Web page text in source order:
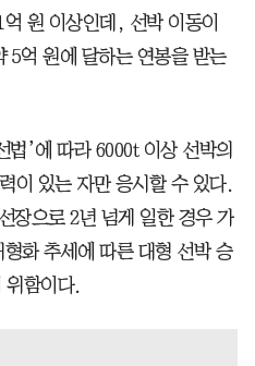
원 이상인데, 선박 이동이
5억 원에 달하는 연봉을 받는
법’에 따라 6000t 이상 선박의
이 있는 자만 응시할 수 있다.
장으로 2년 넘게 일한 경우 가
화 추세에 따른 대형 선박 승
위함이다.